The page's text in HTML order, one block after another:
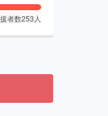
者数253 人